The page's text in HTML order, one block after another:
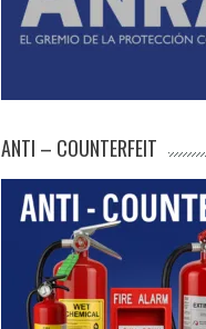
ANTI – COUNTERFEIT